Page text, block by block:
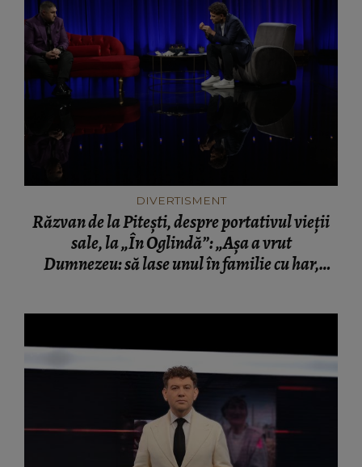
DIVERTISMENT
Răzvan de la Pitești, despre portativul vieții
sale, la „În Oglindă”: „Așa a vrut
Dumnezeu: să lase unul în familie cu har,